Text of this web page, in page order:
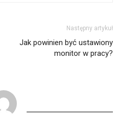
Następny artykuł
Jak powinien być ustawiony
monitor w pracy?